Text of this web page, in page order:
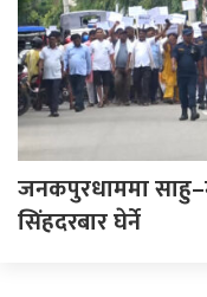
जनकपुरधाममा
सिंहदरबार घेर्ने